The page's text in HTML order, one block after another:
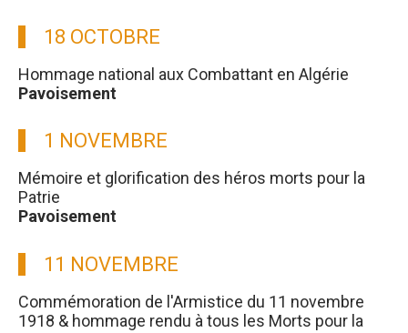
18 OCTOBRE
Hommage national aux Combattant en Algérie
Pavoisement
1 NOVEMBRE
Mémoire et glorification des héros morts pour la
Patrie
Pavoisement
11 NOVEMBRE
Commémoration de l'Armistice du 11 novembre
1918 & hommage rendu à tous les Morts pour la